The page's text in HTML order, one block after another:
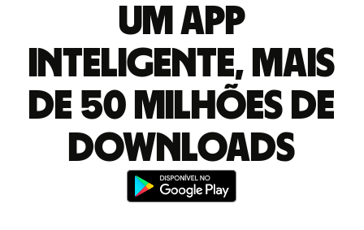
Um app
inteligente, mais
de 50 milhões de
downloads